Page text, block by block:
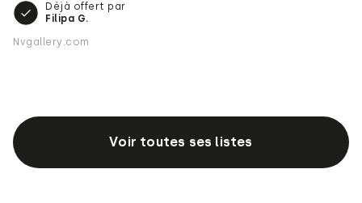
Déjà offert par
Filipa G.
Nvgallery.com
Voir toutes ses listes